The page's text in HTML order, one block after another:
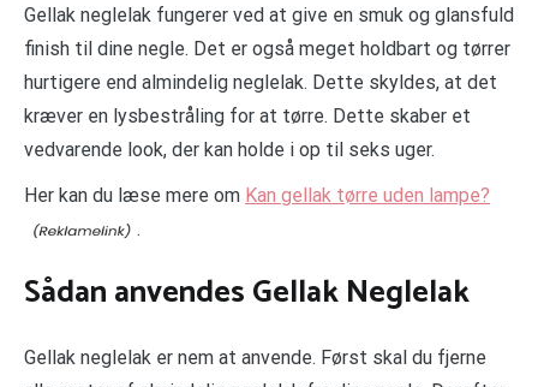
Gellak neglelak fungerer ved at give en smuk og glansfuld
finish til dine negle. Det er også meget holdbart og tørrer
hurtigere end almindelig neglelak. Dette skyldes, at det
kræver en lysbestråling for at tørre. Dette skaber et
vedvarende look, der kan holde i op til seks uger.
Her kan du læse mere om Kan gellak tørre uden lampe?
.
Sådan anvendes Gellak Neglelak
Gellak neglelak er nem at anvende. Først skal du fjerne